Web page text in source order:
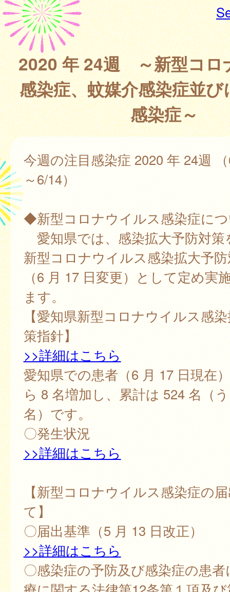
2020 年 24週 ～新型コロ
感染症、蚊媒介感染症並
感染症～
今週の注目感染症 2020 年 24週
～6/14）
◆新型コロナウイルス感染症に
愛知県では、感染拡大予防対策
新型コロナウイルス感染拡大予
（6 月 17 日変更）として定め実
ます。
【愛知県新型コロナウイルス感
策指針】
>>詳細はこちら
愛知県での患者（6 月 17 日現在
ら 8 名増加し、累計は 524 名（
名）です。
〇発生状況
>>詳細はこちら
【新型コロナウイルス感染症の
て】
〇届出基準（5 月 13 日改正）
>>詳細はこちら
〇感染症の予防及び感染症の患